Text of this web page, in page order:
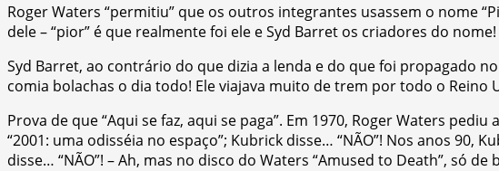
Roger Waters “permitiu” que os outros integrantes usassem o nome
dele – “pior” é que realmente foi ele e Syd Barret os criadores do nome!
Syd Barret, ao contrário do que dizia a lenda e do que foi propagado
comia bolachas o dia todo! Ele viajava muito de trem por todo o Reino
Prova de que “Aqui se faz, aqui se paga”. Em 1970, Roger Waters
“2001: uma odisséia no espaço”; Kubrick disse… “NÃO”! Nos anos
disse… “NÃO”! – Ah, mas no disco do Waters “Amused to Death”, só